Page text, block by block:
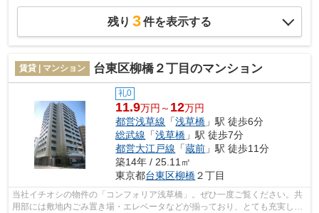
残り 3件を表示する
賃貸 | マンション 台東区柳橋２丁目のマンション
礼0
11.9万円～ 12万円
都営浅草線 「浅草橋 」駅 徒歩6分
総武線 「浅草橋 」駅 徒歩7分
都営大江戸線 「蔵前 」駅 徒歩11分
築14年 / 25.11㎡
東京都台東区柳橋２丁目
当社イチオシの物件の「コンフォリア浅草橋」。ぜひ一度ご覧ください。共
用部には敷地内ごみ置き場・エレベータなどが揃っており、とても充実して